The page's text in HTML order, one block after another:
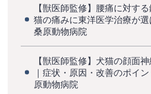
【獣医師監修】腰痛に対す
猫の痛みに東洋医学治療が
桑原動物病院
【獣医師監修】犬猫の顔面
｜症状・原因・改善のポイ
原動物病院